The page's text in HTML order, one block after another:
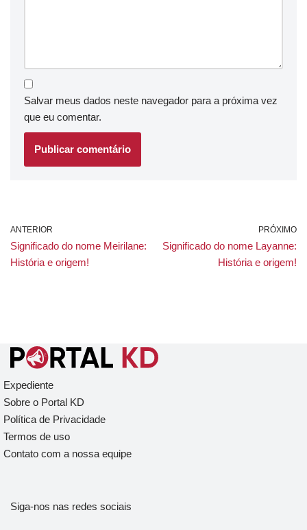
Salvar meus dados neste navegador para a próxima vez
que eu comentar.
ANTERIOR
Significado do nome Meirilane:
História e origem!
PRÓXIMO
Significado do nome Layanne:
História e origem!
Expediente
Sobre o Portal KD
Política de Privacidade
Termos de uso
Contato com a nossa equipe
Siga-nos nas redes sociais